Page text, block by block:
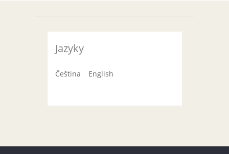
Jazyky
Čeština English